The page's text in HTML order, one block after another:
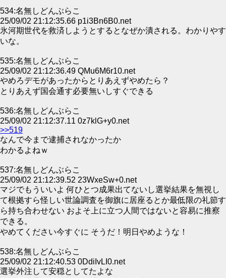
534:名無しどんぶらこ
25/09/02 21:12:35.66 p1i3Bn6B0.net
氷河期世代を救済しようとするとなぜか潰される。わかりやす
いな。
535:名無しどんぶらこ
25/09/02 21:12:36.49 QMu6M6r10.net
やめろデモがあったからとりあえずやめたら？
とりあえず国会通す必要無いしすぐできる
536:名無しどんぶらこ
25/09/02 21:12:37.11 0z7klG+y0.net
>>519
なんで今まで逮捕されなかったか
わかるよねｗ
537:名無しどんぶらこ
25/09/02 21:12:39.52 23WxeSw+0.net
マジでもういいよ 何ひとつ成果出てないし選挙結果を無視し
て根拠すら怪しい世論調査を御旗に居座るとか最低限の礼節す
ら持ち合わせない およそ上に立つ人間ではないと容易に推察
できる。
やめてください今すぐに そうだ！明日やめような！
538:名無しどんぶらこ
25/09/02 21:12:40.53 0DdiIvLI0.net
選挙外注して安穏としてたよな